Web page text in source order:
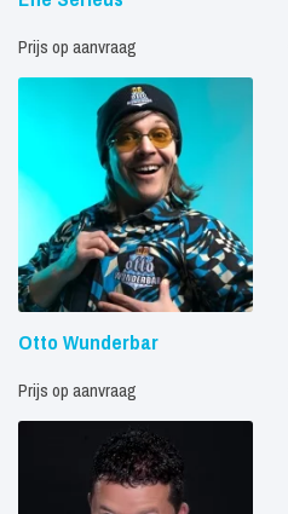
Prijs op aanvraag
Otto Wunderbar
Prijs op aanvraag